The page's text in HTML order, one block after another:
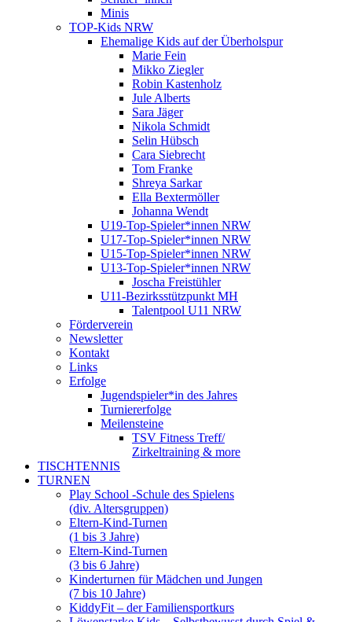
Minis
TOP-Kids NRW
Ehemalige Kids auf der Überholspur
Marie Fein
Mikko Ziegler
Robin Kastenholz
Jule Alberts
Sara Jäger
Nikola Schmidt
Selin Hübsch
Cara Siebrecht
Tom Franke
Shreya Sarkar
Ella Bextermöller
Johanna Wendt
U19-Top-Spieler*innen NRW
U17-Top-Spieler*innen NRW
U15-Top-Spieler*innen NRW
U13-Top-Spieler*innen NRW
Joscha Freistühler
U11-Bezirksstützpunkt MH
Talentpool U11 NRW
Förderverein
Newsletter
Kontakt
Links
Erfolge
Jugendspieler*in des Jahres
Turniererfolge
Meilensteine
TSV Fitness Treff/
Zirkeltraining & more
TISCHTENNIS
TURNEN
Play School -Schule des Spielens
(div. Altersgruppen)
Eltern-Kind-Turnen
(1 bis 3 Jahre)
Eltern-Kind-Turnen
(3 bis 6 Jahre)
Kinderturnen für Mädchen und Jungen
(7 bis 10 Jahre)
KiddyFit – der Familiensportkurs